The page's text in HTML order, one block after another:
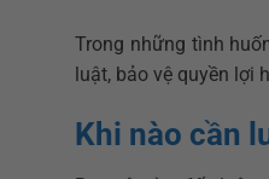
Trong những tình
luật, bảo vệ quyền lợi
Khi nào cần